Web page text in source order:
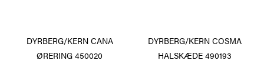
DYRBERG/KERN CANA
ØRERING 450020
DYRBERG/KERN COSMA
HALSKÆDE 490193